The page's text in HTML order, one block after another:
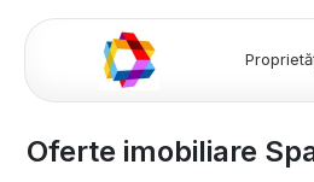
Oferte imobiliare